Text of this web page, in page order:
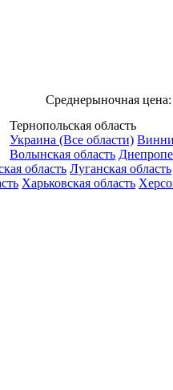
Среднерыночная цена:
Тернопольская область
Украина (Все области)
Волынская область
область Луганская область
Харьковская область